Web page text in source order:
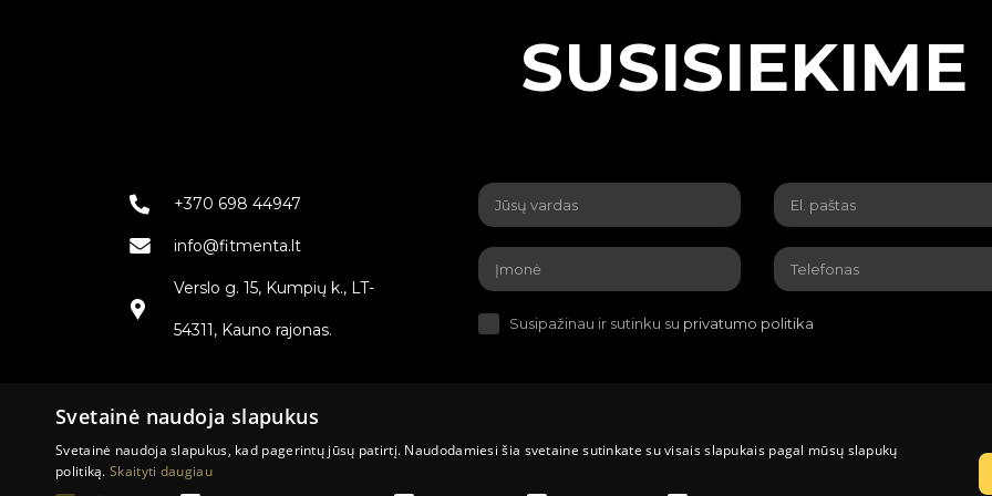
SUSISIEKIME
+370 698 44947
info@fitmenta.lt
Verslo g. 15, Kumpių k., LT-
54311, Kauno rajonas. Susipažinau ir sutinku su privatumo politika
Svetainė naudoja slapukus
Svetainė naudoja slapukus, kad pagerintų jūsų patirtį. Naudodamiesi šia svetaine sutinkate su visais slapukais pagal mūsų slapukų
politiką. Skaityti daugiau